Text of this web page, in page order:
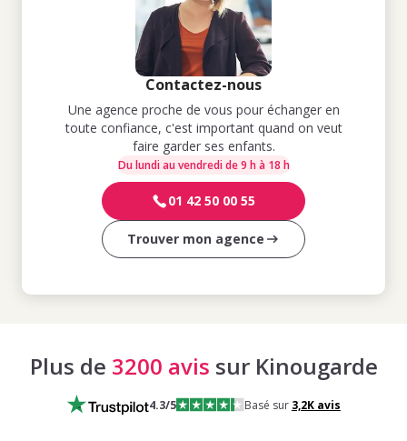
Contactez-nous
Une agence proche de vous pour échanger en
toute confiance, c'est important quand on veut
faire garder ses enfants.
Du lundi au vendredi de 9 h à 18 h
01 42 50 00 55
Trouver mon agence
Plus de 3200 avis sur Kinougarde
4.3/5 Basé sur 3,2Kavis